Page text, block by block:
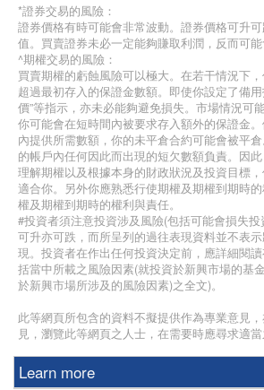
*證券交易的風險：
證券價格有時可能會非常波動。證券價格可升
值。買賣證券未必一定能夠賺取利潤，反而可能
^期權交易的風險：
買賣期權的虧蝕風險可以極大。在若干情況下
超過最初存入的保證金數額。即使你設定了備用
價”等指示，亦未必能夠避免損失。市場情況可
你可能會在短時間內被要求存入額外的保證金
內提供所需數額，你的未平倉合約可能會被平
的帳戶內任何因此而出現的短欠數額負責。因
理解期權以及根據本身的財政狀況及投資目標
適合你。另外你應熟悉行使期權及期權到期時
權及期權到期時的權利與責任。
#投資者須注意投資涉及風險(包括可能會損失
可升亦可跌，而所呈列的過往表現資料並不表
現。投資者在作出任何投資決定前，應詳細閱
括當中所載之風險因素(就投資於新興市場的基
於新興市場所涉及的風險因素)之全文)。
此等網頁所包含的資料不擬提供作為專業意見
見，瀏覽此等網頁之人士，在需要時應尋求適當
Learn more